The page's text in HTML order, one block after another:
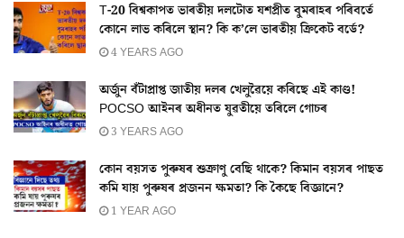
T-20 বিশ্বকাপত ভাৰতীয় দলটোত যশপ্ৰীত বুমৰাহৰ পৰিবৰ্তে
কোনে লাভ কৰিলে স্থান? কি ক’লে ভাৰতীয় ক্ৰিকেট বৰ্ডে?
4 YEARS AGO
অৰ্জুন বঁটাপ্ৰাপ্ত জাতীয় দলৰ খেলুৱৈয়ে কৰিছে এই কাণ্ড!
POCSO আইনৰ অধীনত যুৱতীয়ে তৰিলে গোচৰ
3 YEARS AGO
কোন বয়সত পুৰুষৰ শুক্ৰাণু বেছি থাকে? কিমান বয়সৰ পাছত
কমি যায় পুৰুষৰ প্ৰজনন ক্ষমতা? কি কৈছে বিজ্ঞানে?
1 YEAR AGO